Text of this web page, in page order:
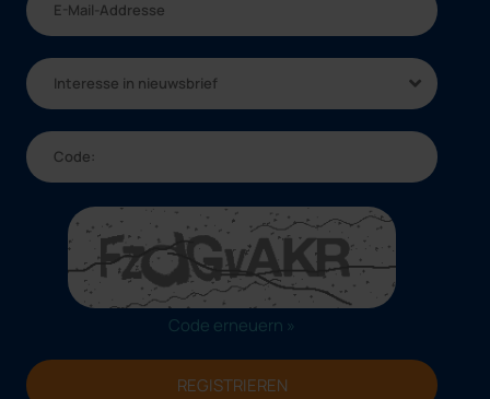
Interesse in nieuwsbrief
Code erneuern »
REGISTRIEREN